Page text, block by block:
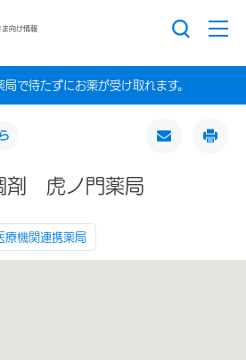
ま向け情報
で待たずにお薬が受け取れます。
剤 虎ノ門薬局
療機関連携薬局